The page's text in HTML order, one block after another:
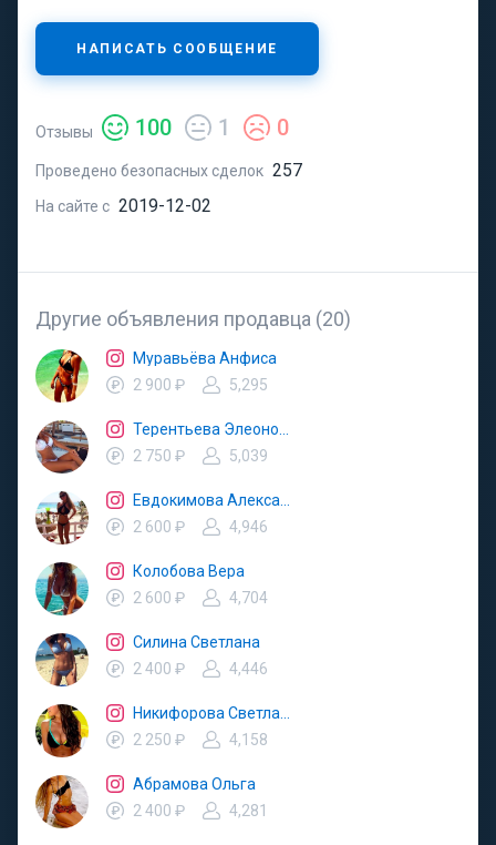
НАПИСАТЬ СООБЩЕНИЕ
Отзывы 100 1 0
Проведено безопасных сделок 257
На сайте с 2019-12-02
Другие объявления продавца (20)
Муравьёва Анфиса
2 900 ₽
5,295
2 750 ₽
5,039
2 600 ₽
4,946
Колобова Вера
2 600 ₽
4,704
Силина Светлана
2 400 ₽
4,446
2 250 ₽
4,158
Абрамова Ольга
2 400 ₽
4,281